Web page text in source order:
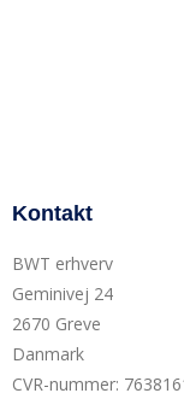
Kontakt
BWT erhverv
Geminivej 24
2670 Greve
Danmark
CVR-nummer: